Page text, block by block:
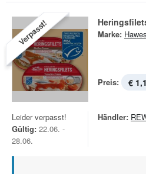
Verpasst! Marke:
Preis: €
Leider verpasst!
Gültig: 22.06. -
28.06.
Händler: